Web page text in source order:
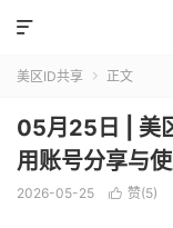

美区ID共享  正文
05月25日 | 美
用账号分享与
2026-05-25  赞(5)